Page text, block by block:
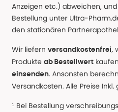
Anzeigen etc.) abweichen,
Bestellung unter Ultra-
den stationären
Wir liefern versandkostenfrei,
Produkte ab Bestellwert
einsenden. Ansonsten
Versandkosten. Alle Preise Inkl.
¹ Bei Bestellung